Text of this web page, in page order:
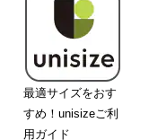
最適サイズをおす
すめ！unisizeご利
用ガイド